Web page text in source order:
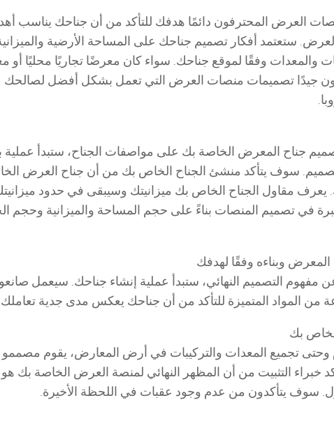
العرض المحترفون دائمًا هدفك للتأكد من أن جناحك يناسب
ستعتمد أفكار تصميم جناحك على المساحة الأرضية
والمعدات وفقًا لموقع جناحك. سواء كان معرضًا تجاريًا محليًا
جيدًا تصميمات منصات العرض التي تعمل بشكل أفضل لصالحك
جناح المعرض الخاصة بك على مواصفات الجناح، ستبدأ عملية
سوف يتأكد منشئ الجناح الخاص بك من أن جناح العرض
مقاول الجناح الخاص بك ميزانيتك وسيبقى في حدود
في تصميم المنصات بناءً على حجم المساحة والميزانية وحجم
المعرض وبناءه وفقًا لهدفك
مفهوم التصميم النهائي، ستبدأ عملية إنشاء جناحك. سيعمل
من المواد المتميزة للتأكد من أن جناحك يعكس مدى جدية
بك
وحتى تجميع المعدات والتركيبات في أرض المعارض، يقوم
خبراء التثبيت من أن المظهر النهائي لمنصة العرض الخاصة بك
سوف يتأكدون من عدم وجود عقبات في اللحظة الأخيرة.